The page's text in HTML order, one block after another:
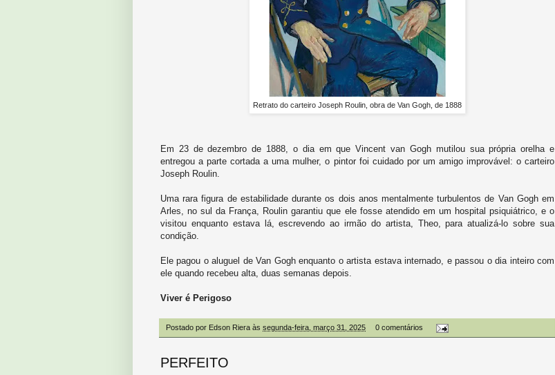
Retrato do carteiro Joseph Roulin, obra de Van Gogh, de 1888
Em 23 de dezembro de 1888, o dia em que Vincent van Gogh mutilou sua própria orelha e
entregou a parte cortada a uma mulher, o pintor foi cuidado por um amigo improvável: o carteiro
Joseph Roulin.
Uma rara figura de estabilidade durante os dois anos mentalmente turbulentos de Van Gogh em
Arles, no sul da França, Roulin garantiu que ele fosse atendido em um hospital psiquiátrico, e o
visitou enquanto estava lá, escrevendo ao irmão do artista, Theo, para atualizá-lo sobre sua
condição.
Ele pagou o aluguel de Van Gogh enquanto o artista estava internado, e passou o dia inteiro com
ele quando recebeu alta, duas semanas depois.
Viver é Perigoso
Postado por Edson Riera às segunda-feira, março 31, 2025 0 comentários
PERFEITO